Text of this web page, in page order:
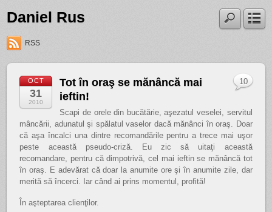
Daniel Rus
RSS
OCT
31
2010
Tot în oraş se mănâncă mai
ieftin!
Scapi de orele din bucătărie, aşezatul veselei, servitul
mâncării, adunatul şi spălatul vaselor dacă mănânci în oraş. Doar
că aşa încalci una dintre recomandările pentru a trece mai uşor
peste această pseudo-criză. Eu zic să uitaţi această
recomandare, pentru că dimpotrivă, cel mai ieftin se mănâncă tot
în oraş. E adevărat că doar la anumite ore şi în anumite zile, dar
merită să încerci. Iar când ai prins momentul, profită!
În aşteptarea clienţilor.
10